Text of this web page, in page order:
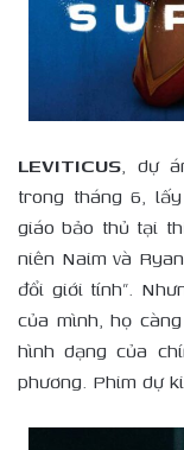
LEVITICUS, dự
trong tháng 6,
giáo bảo thủ tại
niên Naim và
đổi giới tính”.
của mình, họ
hình dạng của
phương. Phim dự